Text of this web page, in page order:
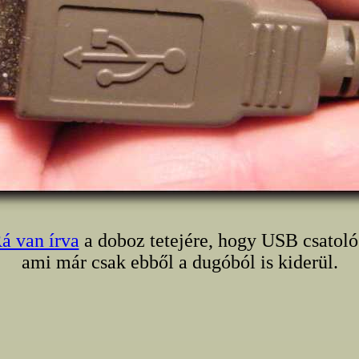
van írva a doboz tetejére, hogy USB
ami már csak ebből a dugóból is kiderül.